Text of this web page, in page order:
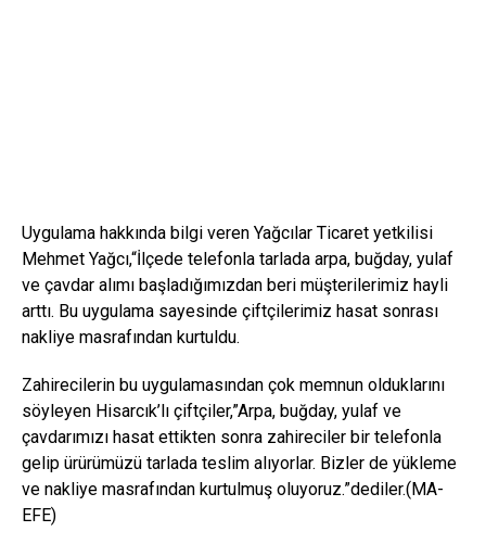
Uygulama hakkında bilgi veren Yağcılar Ticaret yetkilisi
Mehmet Yağcı,“İlçede telefonla tarlada arpa, buğday, yulaf
ve çavdar alımı başladığımızdan beri müşterilerimiz hayli
arttı. Bu uygulama sayesinde çiftçilerimiz hasat sonrası
nakliye masrafından kurtuldu.
Zahirecilerin bu uygulamasından çok memnun olduklarını
söyleyen Hisarcık’lı çiftçiler,”Arpa, buğday, yulaf ve
çavdarımızı hasat ettikten sonra zahireciler bir telefonla
gelip ürürümüzü tarlada teslim alıyorlar. Bizler de yükleme
ve nakliye masrafından kurtulmuş oluyoruz.”dediler.(MA-
EFE)